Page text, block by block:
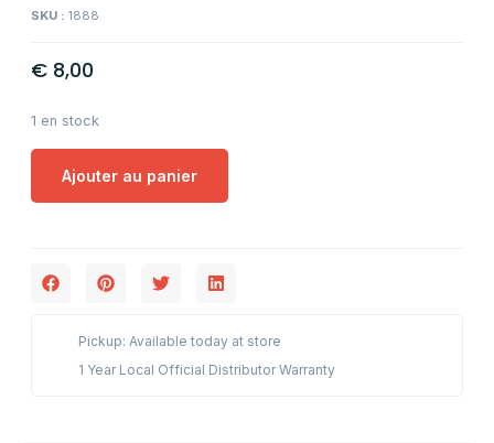
SKU : 1888
€ 8,00
1 en stock
Ajouter au panier
Pickup: Available today at store
1 Year Local Official Distributor Warranty